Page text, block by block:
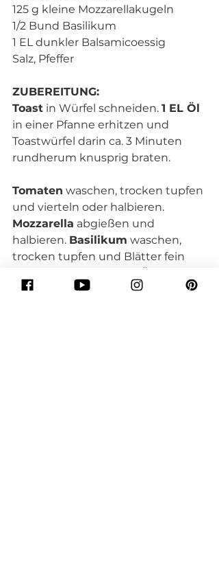
125 g kleine Mozzarellakugeln
1/2 Bund Basilikum
1 EL dunkler Balsamicoessig
Salz, Pfeffer
ZUBEREITUNG:
Toast in Würfel schneiden. 1 EL Öl
in einer Pfanne erhitzen und
Toastwürfel darin ca. 3 Minuten
rundherum knusprig braten.
Tomaten waschen, trocken tupfen
und vierteln oder halbieren.
Mozzarella abgießen und
halbieren. Basilikum waschen,
trocken tupfen und Blätter fein
Essig
mischen.